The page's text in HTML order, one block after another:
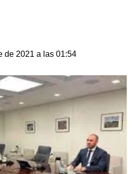
de 2021 a las 01:54